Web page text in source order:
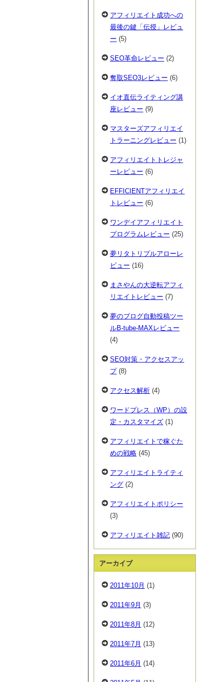
アフィリエイト成功への
最後の鍵「伝授」レビュ
ー (5)
SEO革命レビュー (2)
奪取SEO3レビュー (6)
イオ直伝ライティング講
座レビュー (9)
マスターズアフィリエイ
トラーニングレビュー (1)
アフィリエイトトレジャ
ーレビュー (6)
EFFICIENTアフィリエイ
トレビュー (6)
ワンデイアフィリエイト
プログラムレビュー (25)
夢リタトリプルアローレ
ビュー (16)
まさやんの大逆転アフィ
リエイトレビュー (7)
夢のブログ自動投稿ツー
ルB-tube-MAXレビュー
(4)
SEO対策・アクセスアッ
プ(8)
アクセス解析 (4)
ワードプレス（WP）の設
定・カスタマイズ (1)
アフィリエイトで稼ぐた
めの戦略 (45)
アフィリエイトライティ
ング (2)
アフィリエイトポリシー
(3)
アフィリエイト雑記 (90)
アーカイブ
2011年10月 (1)
2011年9月 (3)
2011年8月 (12)
2011年7月 (13)
2011年6月 (14)